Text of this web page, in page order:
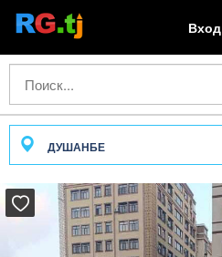
Вход
ДУШАНБЕ